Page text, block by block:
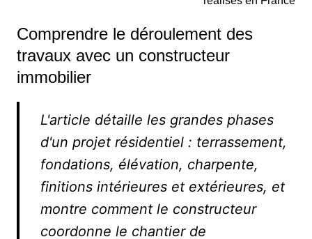
Comprendre le déroulement des
travaux avec un constructeur
immobilier
L'article détaille les grandes phases
d'un projet résidentiel : terrassement,
fondations, élévation, charpente,
finitions intérieures et extérieures, et
montre comment le constructeur
coordonne le chantier de